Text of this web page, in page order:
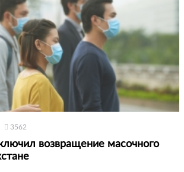
3562
возвращение масочного